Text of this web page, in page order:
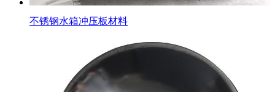
不锈钢水箱冲压板材料